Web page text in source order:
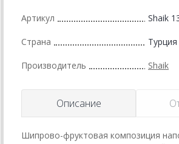
Артикул Shaik
Страна Турция
Производитель Shaik
Описание
Шипрово-фруктовая композиция